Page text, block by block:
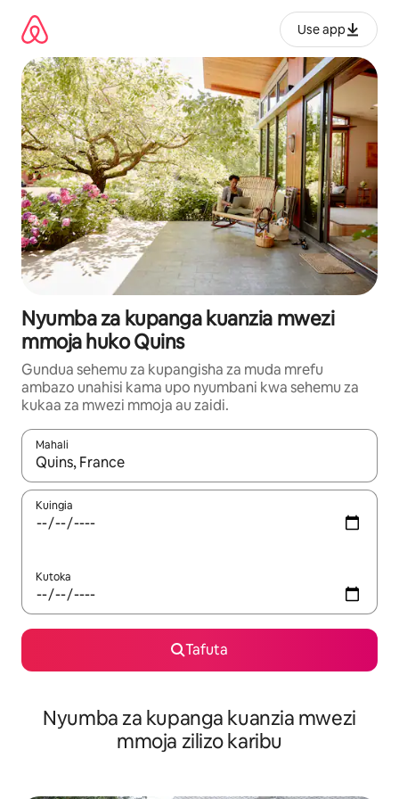
kwenda
kwenye
maudhui
Use app
Nyumba za kupanga kuanzia mwezi
mmoja huko Quins
Gundua sehemu za kupangisha za muda mrefu
ambazo unahisi kama upo nyumbani kwa sehemu za
kukaa za mwezi mmoja au zaidi.
Mahali
Wakati matokeo yanapatikana, vinjari kwa kutumia vitufe vya
Kuingia
Kutoka
Tafuta
Nyumba za kupanga kuanzia mwezi
mmoja zilizo karibu